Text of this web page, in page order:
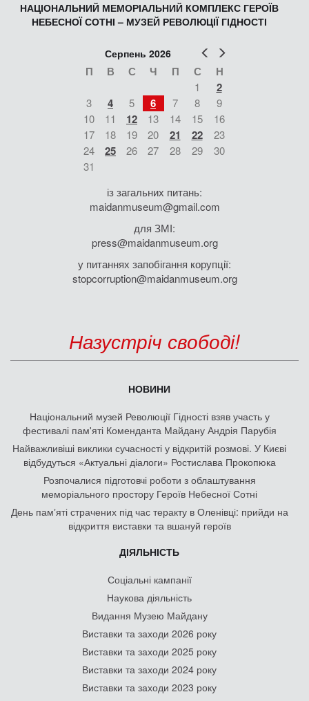
НАЦІОНАЛЬНИЙ МЕМОРІАЛЬНИЙ КОМПЛЕКС ГЕРОЇВ
НЕБЕСНОЇ СОТНІ – МУЗЕЙ РЕВОЛЮЦІЇ ГІДНОСТІ
Попер
Серпень 2026
П В С Ч П С Н
1 2
3 4 5 6 7 8
9
10
11 12 13 14 15
16
17
18 19 20 21 22
23
24
25 26 27 28 29
30
31
із загальних питань:
maidanmuseum@gmail.com
для ЗМІ:
press@maidanmuseum.org
у питаннях запобігання корупції:
stopcorruption@maidanmuseum.org
Назустріч свободі!
НОВИНИ
Національний музей Революції Гідності взяв участь у
фестивалі пам'яті Коменданта Майдану Андрія Парубія
Найважливіші виклики сучасності у відкритій розмові. У Києві
відбудуться «Актуальні діалоги» Ростислава Прокопюка
Розпочалися підготовчі роботи з облаштування
меморіального простору Героїв Небесної Сотні
День памʼяті страчених під час теракту в Оленівці: прийди на
відкриття виставки та вшануй героїв
ДІЯЛЬНІСТЬ
Соціальні кампанії
Наукова діяльність
Видання Музею Майдану
Виставки та заходи 2026 року
Виставки та заходи 2025 року
Виставки та заходи 2024 року
Виставки та заходи 2023 року